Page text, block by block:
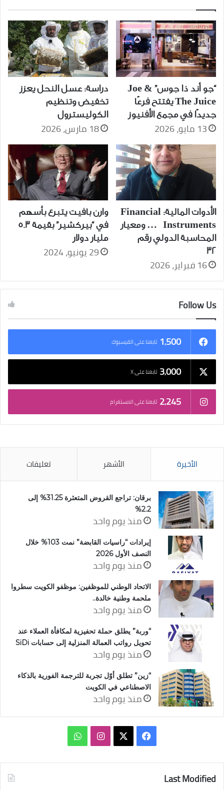
“جو أند ذا جوس” Joe &
The Juice يفتتح فرعًا
جديدًا في مجمع الأفنيوز
13 مايو، 2026
دراسة: عسل النحل يعزز
تخفيض وتنظيم
الكوليسترول
18 مارس، 2026
الأدوات المالية: Financial
Instruments … ومعيار
المحاسبة الدولي رقم
٣٢
16 فبراير، 2026
وارن بافيت يتبرع بأسهم
في “بيركشير” بقيمة 5.3
مليار دولار
29 يونيو، 2024
Follow Us
1٬500 تابعنا على الفيسبوك
3٬000 تابعنا على X
2٬245 تابعنا على الانستغرام
الأخيرة الأشهر تعليقات
برقان: تراجع القروض المتعثرة 31.25% إلى
2.2%
منذ يوم واحد
إيرادات “راسيات القابضة” نمت 103% خلال
النصف الأول 2026
منذ يوم واحد
الاتحاد الوطني للموظفين: موظفو الكويت سطروا
ملحمة وطنية خالدة..
منذ يوم واحد
“وربة” يطلق حملة تحفيزية لمكافأة العملاء عند
تحويل رواتب العمالة المنزلية إلى حسابات SiDi
منذ يوم واحد
“زين” تطلق أوّل تجربة للترجمة الفورية بالذكاء
الاصطناعي في الكويت
منذ يوم واحد
فيسبوك انستقرامواتساب
Last Modified